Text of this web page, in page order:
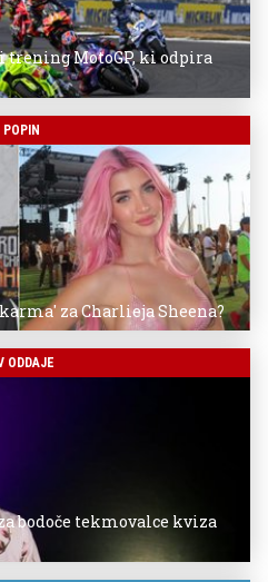
trening MotoGP, ki odpira
POPIN
za Charlieja Sheena?
ODDAJE
bodoče tekmovalce kviza